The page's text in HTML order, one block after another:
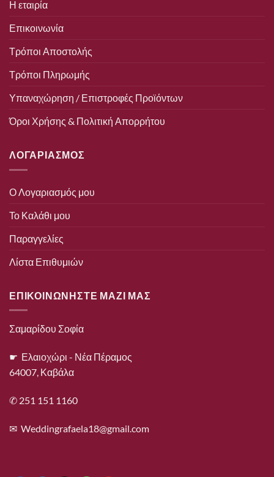
Η εταιρία
Επικοινωνία
Τρόποι Αποστολής
Τρόποι Πληρωμής
Υπαναχώρηση / Επιστροφές Προϊόντων
Όροι Χρήσης & Πολιτική Απορρήτου
ΛΟΓΑΡΙΑΣΜΟΣ
Ο Λογαριασμός μου
Το Καλάθι μου
Παραγγελίες
Λίστα Επιθυμιών
ΕΠΙΚΟΙΝΩΝΗΣΤΕ ΜΑΖΙ ΜΑΣ
Σαμαρίδου Σοφία
☛ Ελαιοχώρι - Νέα Πέραμος
64007, Καβάλα
✆ 251 151 1160
✉ Weddingrafaela18@gmail.com